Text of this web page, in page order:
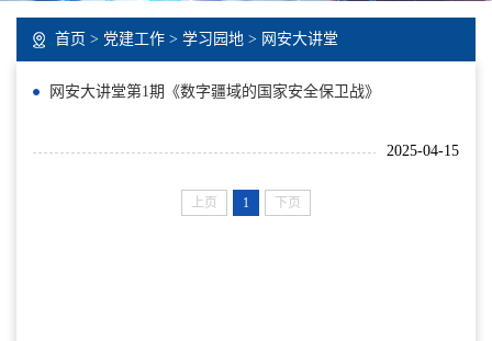
首页 > 党建工作 > 学习园地 > 网安大讲堂
网安大讲堂第1期《数字疆域的国家安全保卫战》
2025-04-15
上页 1 下页